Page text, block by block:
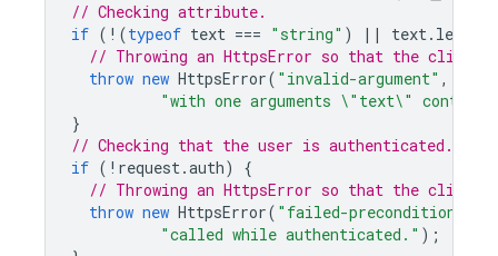
// Checking attribute.
if ( ! (typeof text === "string" ) || text. length
// Throwing an HttpsError so that the client
throw new HttpsError( "invalid-argument" ,
"with one arguments \"text\"
}
// Checking that the user is authenticated.
if ( ! request.auth)
{
// Throwing an HttpsError so that the client
throw new HttpsError( "failed-precondition"
"called while authenticated." );